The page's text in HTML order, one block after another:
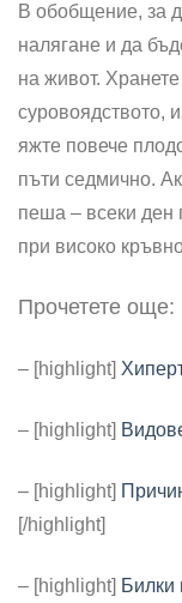
В обобщение, за
налягане и да
на живот.
суровоядството,
яжте повече
пъти седмично.
пеша – всеки ден
при високо
Прочетете още:
– [highlight]
– [highlight]
– [highlight]
[/highlight]
– [highlight] Билки